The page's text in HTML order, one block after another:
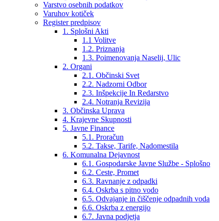
Varstvo osebnih podatkov
Varuhov kotiček
Register predpisov
1. Splošni Akti
1.1 Volitve
1.2. Priznanja
1.3. Poimenovanja Naselij, Ulic
2. Organi
2.1. Občinski Svet
2.2. Nadzorni Odbor
2.3. Inšpekcije In Redarstvo
2.4. Notranja Revizija
3. Občinska Uprava
4. Krajevne Skupnosti
5. Javne Finance
5.1. Proračun
5.2. Takse, Tarife, Nadomestila
6. Komunalna Dejavnost
6.1. Gospodarske Javne Službe - Splošno
6.2. Ceste, Promet
6.3. Ravnanje z odpadki
6.4. Oskrba s pitno vodo
6.5. Odvajanje in čiščenje odpadnih voda
6.6. Oskrba z energijo
6.7. Javna podjetja